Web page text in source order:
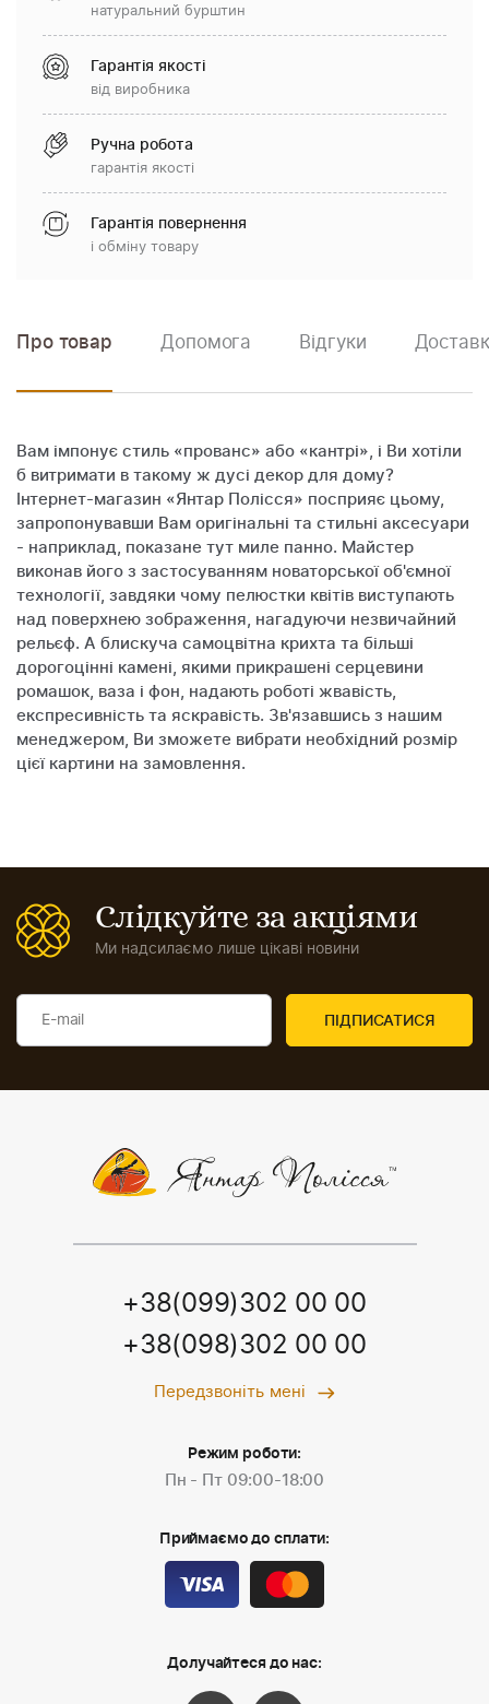
натуральний бурштин
Гарантія якості
від виробника
Ручна робота
гарантія якості
Гарантія повернення
і обміну товару
Про товар Допомога Відгуки
Вам імпонує стиль «прованс» або «кантрі», і Ви хотіли
б витримати в такому ж дусі декор для дому?
Інтернет-магазин «Янтар Полісся» посприяє цьому,
запропонувавши Вам оригінальні та стильні аксесуари
- наприклад, показане тут миле панно. Майстер
виконав його з застосуванням новаторської об'ємної
технології, завдяки чому пелюстки квітів виступають
над поверхнею зображення, нагадуючи незвичайний
рельєф. А блискуча самоцвітна крихта та більші
дорогоцінні камені, якими прикрашені серцевини
ромашок, ваза і фон, надають роботі жвавість,
експресивність та яскравість. Зв'язавшись з нашим
менеджером, Ви зможете вибрати необхідний розмір
цієї картини на замовлення.
Слідкуйте за акціями
Ми надсилаємо лише цікаві новини
+38(099)302 00 00
+38(098)302 00 00
Передзвоніть мені
Режим роботи:
Пн - Пт 09:00-18:00
Приймаємо до сплати:
Долучайтеся до нас: